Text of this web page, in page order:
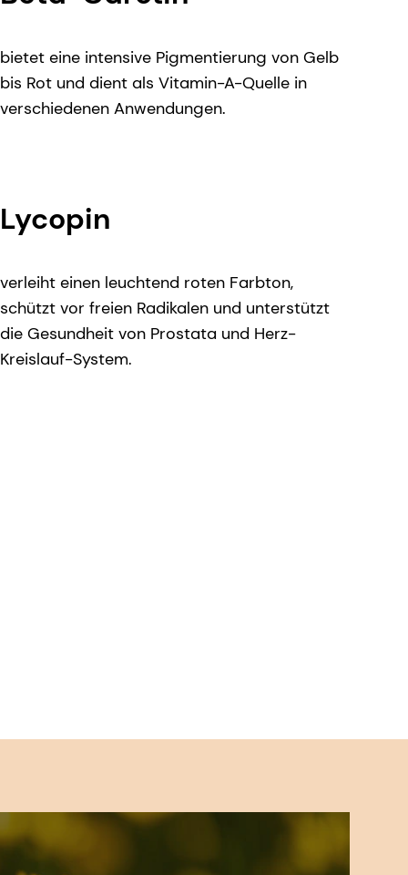
bietet eine intensive Pigmentierung von Gelb
bis Rot und dient als Vitamin-A-Quelle in
verschiedenen Anwendungen.
Lycopin
verleiht einen leuchtend roten Farbton,
schützt vor freien Radikalen und unterstützt
die Gesundheit von Prostata und Herz-
Kreislauf-System.